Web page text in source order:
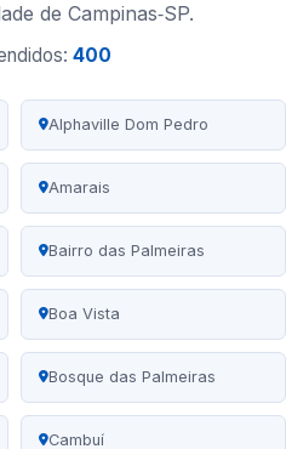
de Campinas‑SP.
400
Alphaville Dom Pedro
Amarais
Bairro das Palmeiras
Boa Vista
Bosque das Palmeiras
Cambuí